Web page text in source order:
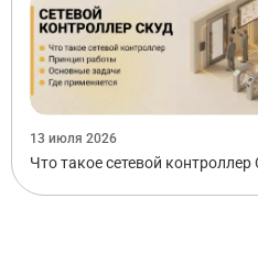
13 июля 2026
Что такое сетевой